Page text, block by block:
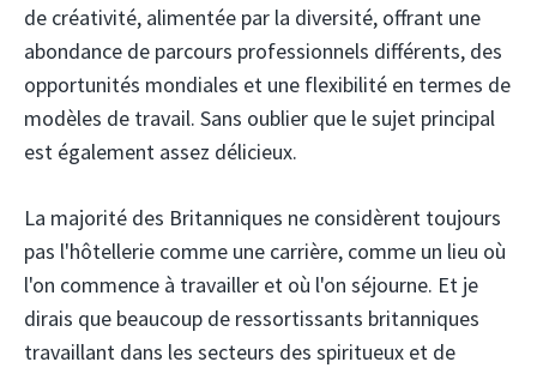
de créativité, alimentée par la diversité, offrant une
abondance de parcours professionnels différents, des
opportunités mondiales et une flexibilité en termes de
modèles de travail. Sans oublier que le sujet principal
est également assez délicieux.
La majorité des Britanniques ne considèrent toujours
pas l'hôtellerie comme une carrière, comme un lieu où
l'on commence à travailler et où l'on séjourne. Et je
dirais que beaucoup de ressortissants britanniques
travaillant dans les secteurs des spiritueux et de